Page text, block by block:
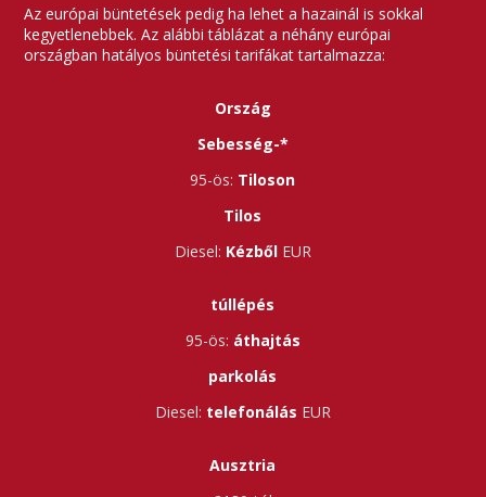
Az európai büntetések pedig ha lehet a hazainál is sokkal
kegyetlenebbek. Az alábbi táblázat a néhány európai
országban hatályos büntetési tarifákat tartalmazza:
Ország
Sebesség-*
Tiloson
Tilos
Kézből
túllépés
áthajtás
parkolás
telefonálás
Ausztria